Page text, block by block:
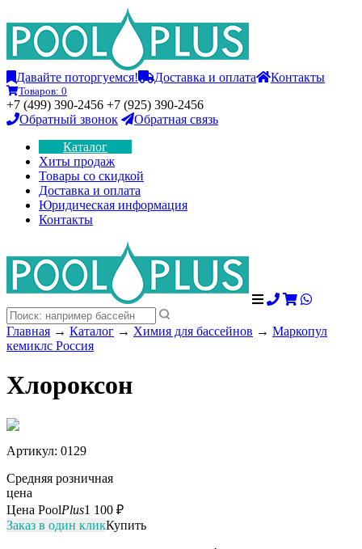
Давайте поторгуемся! Доставка и оплата Контакты
Товаров: 0
+7 (499) 390-2456 +7 (925) 390-2456
Обратный звонок
Обратная связь
Каталог
Хиты продаж
Товары со скидкой
Доставка и оплата
Юридическая информация
Контакты
Главная → Каталог → Химия для бассейнов → Маркопул
кемиклс Россия
Хлороксон
Артикул: 0129
Средняя розничная
цена
Цена PoolPlus1 100 ₽
Заказ в один кликКупить